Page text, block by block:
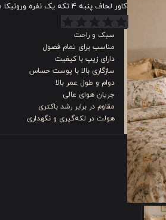
کاور لحاف پنبه‌ 4 تکه یک نفره ورونیکا مدل austin گلدار
سبک و راحت
مناسب برای تمام فصول
دارای زیپ با کیفیت
سازگاری بالا با پوست حساس
دوام و طول عمر بالا
جریان هوای عالی
مقاوم در برابر رشد باکتری‌
هولت در لکه‌گیری و نگهداری